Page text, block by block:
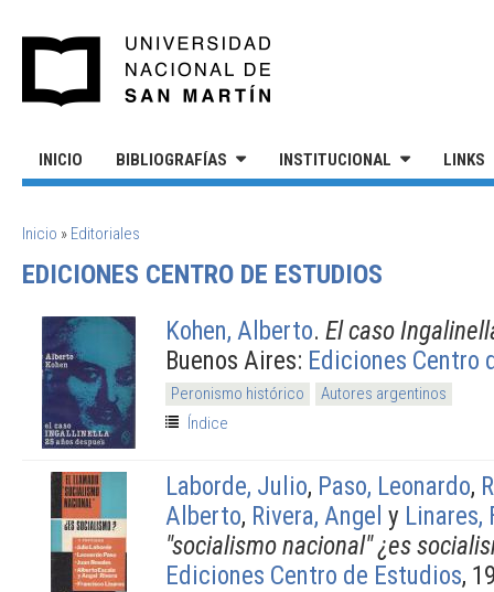
INICIO BIBLIOGRAFÍAS INSTITUCIONAL LINKS
SE ENCUENTRA USTED AQUÍ
Inicio » Editoriales
EDICIONES CENTRO DE ESTUDIOS
Kohen, Alberto. El caso
Buenos Aires: Ediciones Centro
Peronismo histórico
Autores argentinos
Índice
Laborde, Julio, Paso, Leonardo,
Alberto, Rivera, Angel y Linares,
"socialismo nacional" ¿es
Ediciones Centro de Estudios,